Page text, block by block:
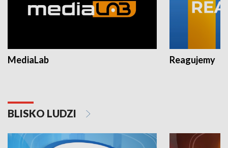
MediaLab Reagujemy
BLISKO LUDZI